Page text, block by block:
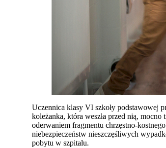
Uczennica klasy VI szkoły podstawowej
koleżanka, która weszła przed nią, mocno
oderwaniem fragmentu chrzęstno-
niebezpieczeństw nieszczęśliwych
pobytu w szpitalu.